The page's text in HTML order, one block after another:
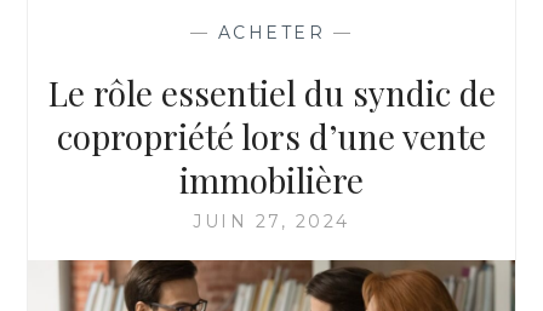
IMMOBILIER
?
— ACHETER —
Le rôle essentiel du syndic de
copropriété lors d’une vente
immobilière
JUIN 27, 2024